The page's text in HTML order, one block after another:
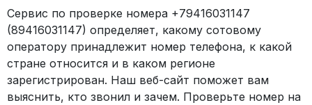
Сервис по проверке номера +79416031147
(89416031147) определяет, какому сотовому
оператору принадлежит номер телефона, к какой
стране относится и в каком регионе
зарегистрирован. Наш веб-сайт поможет вам
выяснить, кто звонил и зачем. Проверьте номер на